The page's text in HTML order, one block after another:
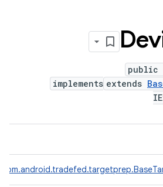
public
extends
implements